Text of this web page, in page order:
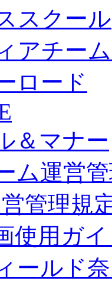
スクール
アチー
ロード
＆マナー
ム運営
管理規
使用ガ
ールド